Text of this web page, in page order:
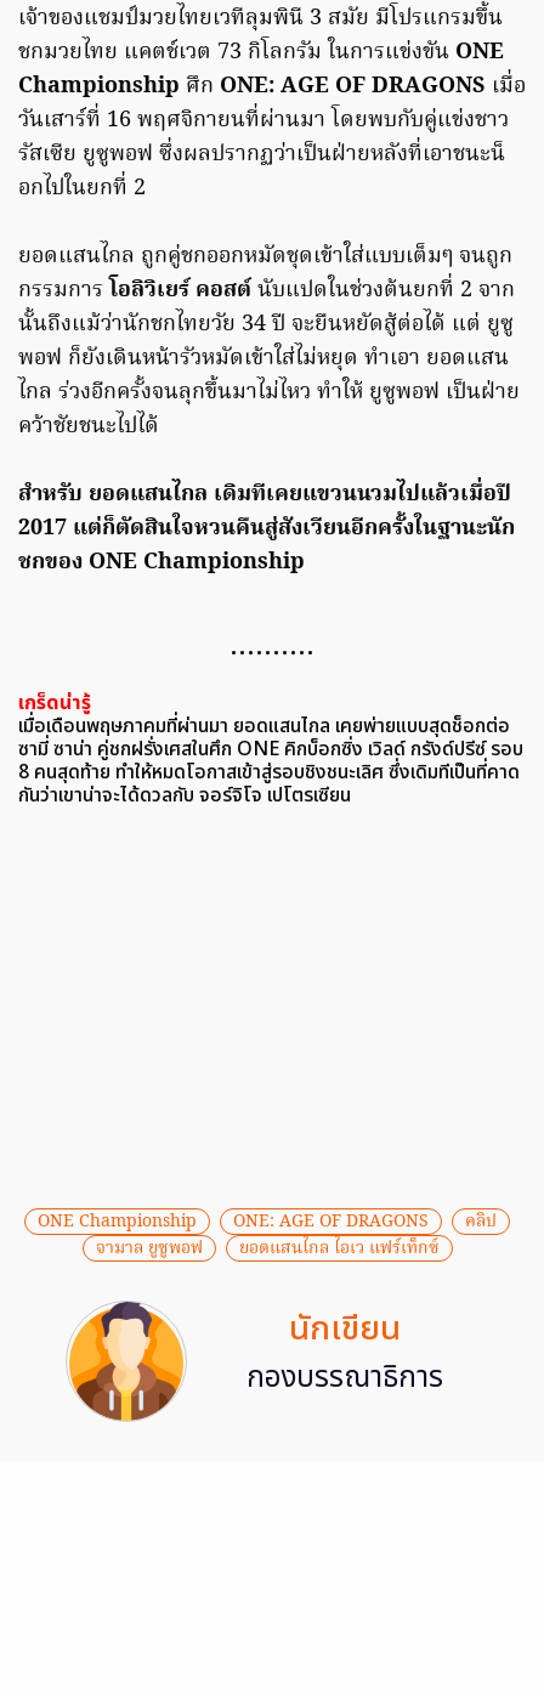
เจ้าของแชมป์มวยไทยเวทีลุมพินี 3 สมัย มีโปรแกรมขึ้น
ชกมวยไทย แคตช์เวต 73 กิโลกรัม ในการแข่งขัน ONE
Championship ศึก ONE: AGE OF DRAGONS เมื่อ
วันเสาร์ที่ 16 พฤศจิกายนที่ผ่านมา โดยพบกับคู่แข่งชาว
รัสเซีย ยูซูพอฟ ซึ่งผลปรากฏว่าเป็นฝ่ายหลังที่เอาชนะน็
อกไปในยกที่ 2
ยอดแสนไกล ถูกคู่ชกออกหมัดชุดเข้าใส่แบบเต็มๆ จนถูก
กรรมการโอลิวิเยร์ คอสต์นับแปดในช่วงต้นยกที่ 2 จาก
นั้นถึงแม้ว่านักชกไทยวัย 34 ปี จะยืนหยัดสู้ต่อได้ แต่ ยูซู
พอฟ ก็ยังเดินหน้ารัวหมัดเข้าใส่ไม่หยุด ทำเอา ยอดแสน
ไกล ร่วงอีกครั้งจนลุกขึ้นมาไม่ไหว ทำให้ ยูซูพอฟ เป็นฝ่าย
คว้าชัยชนะไปได้
สำหรับ ยอดแสนไกล เดิมทีเคยแขวนนวมไปแล้วเมื่อปี
2017 แต่ก็ตัดสินใจหวนคืนสู่สังเวียนอีกครั้งในฐานะนัก
ชกของ ONE Championship
……….
เกร็ดน่ารู้
เมื่อเดือนพฤษภาคมที่ผ่านมา ยอดแสนไกล เคยพ่ายแบบสุดช็อกต่อ
ซามี่ ซาน่า คู่ชกฝรั่งเศสในศึก ONE คิกบ็อกซิ่ง เวิลด์ กรังด์ปรีซ์ รอบ
8 คนสุดท้าย ทำให้หมดโอกาสเข้าสู่รอบชิงชนะเลิศ ซึ่งเดิมทีเป็นที่คาด
กันว่าเขาน่าจะได้ดวลกับ จอร์จิโจ เปโตรเซียน
ONE Championship ONE: AGE OF DRAGONS
คลิป
จามาล ยูซูพอฟ
ยอดแสนไกล ไอเว แฟร์เท็กซ์
นักเขียน
กองบรรณาธิการ